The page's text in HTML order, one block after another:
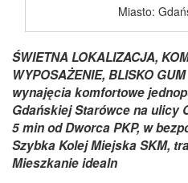
Miasto:
ŚWIETNA LOKALIZACJA,
WYPOSAŻENIE, BLISKO
wynajęcia komfortowe
Gdańskiej Starówce na ulicy
5 min od Dworca PKP, w
Szybka Kolej Miejska SKM,
Mieszkanie idealn